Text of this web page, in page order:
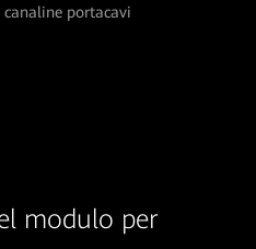
portacavi
modulo per